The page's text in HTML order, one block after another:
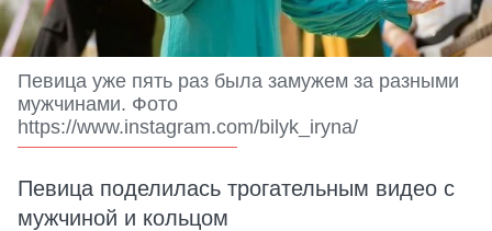
Певица уже пять раз была замужем за разными
мужчинами. Фото
https://www.instagram.com/bilyk_iryna/
Певица поделилась трогательным видео с
мужчиной и кольцом